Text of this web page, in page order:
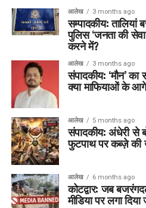
आलेख 3 months ago
सम्पादकीय: तालियां
पुलिस ‘जनता की
करने में?
आलेख 3 months ago
संपादकीय: ‘मौन’
क्या माफियाओं के
आलेख 5 months ago
संपादकीय: अंधेरी से
फुटपाथ पर कब्ज़े
आलेख 6 months ago
कोटद्वार: जब
मीडिया पर लगा दिया